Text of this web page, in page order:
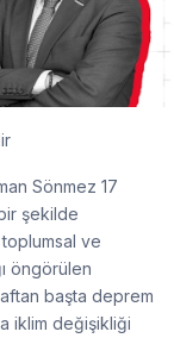
Sönmez 17
şekilde
ve
öngörülen
başta deprem
iklim değişikliği